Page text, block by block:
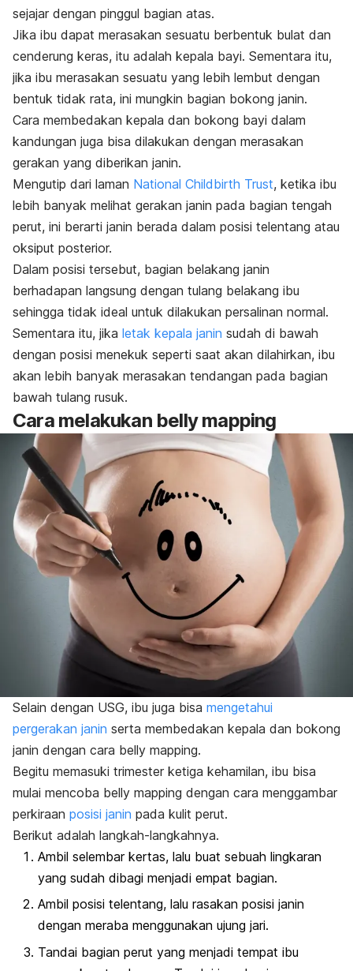
sejajar dengan pinggul bagian atas.
Jika ibu dapat merasakan sesuatu berbentuk bulat dan
cenderung keras, itu adalah kepala bayi. Sementara itu,
jika ibu merasakan sesuatu yang lebih lembut dengan
bentuk tidak rata, ini mungkin bagian bokong janin.
Cara membedakan kepala dan bokong bayi dalam
kandungan juga bisa dilakukan dengan merasakan
gerakan yang diberikan janin.
Mengutip dari laman National Childbirth Trust, ketika ibu
lebih banyak melihat gerakan janin pada bagian tengah
perut, ini berarti janin berada dalam posisi telentang atau
oksiput posterior.
Dalam posisi tersebut, bagian belakang janin
berhadapan langsung dengan tulang belakang ibu
sehingga tidak ideal untuk dilakukan persalinan normal.
Sementara itu, jika letak kepala janin sudah di bawah
dengan posisi menekuk seperti saat akan dilahirkan, ibu
akan lebih banyak merasakan tendangan pada bagian
bawah tulang rusuk.
Cara melakukan belly mapping
Selain dengan USG, ibu juga bisa mengetahui
pergerakan janin serta membedakan kepala dan bokong
janin dengan cara belly mapping.
Begitu memasuki trimester ketiga kehamilan, ibu bisa
mulai mencoba belly mapping dengan cara menggambar
perkiraan posisi janin pada kulit perut.
Berikut adalah langkah-langkahnya.
Ambil selembar kertas, lalu buat sebuah lingkaran
yang sudah dibagi menjadi empat bagian.
Ambil posisi telentang, lalu rasakan posisi janin
dengan meraba menggunakan ujung jari.
Tandai bagian perut yang menjadi tempat ibu